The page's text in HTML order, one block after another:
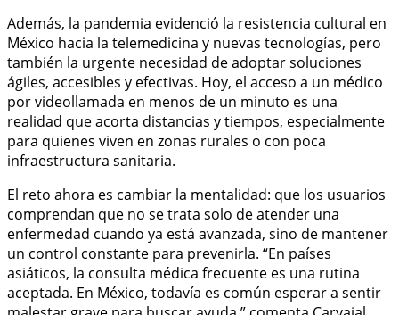
Además, la pandemia evidenció la resistencia cultural en
México hacia la telemedicina y nuevas tecnologías, pero
también la urgente necesidad de adoptar soluciones
ágiles, accesibles y efectivas. Hoy, el acceso a un médico
por videollamada en menos de un minuto es una
realidad que acorta distancias y tiempos, especialmente
para quienes viven en zonas rurales o con poca
infraestructura sanitaria.
El reto ahora es cambiar la mentalidad: que los usuarios
comprendan que no se trata solo de atender una
enfermedad cuando ya está avanzada, sino de mantener
un control constante para prevenirla. “En países
asiáticos, la consulta médica frecuente es una rutina
aceptada. En México, todavía es común esperar a sentir